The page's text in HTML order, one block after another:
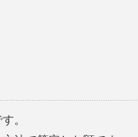
。